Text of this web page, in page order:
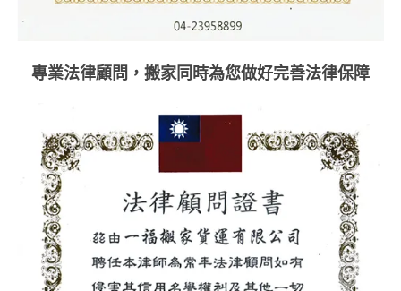
專業法律顧問，搬家同時為您做好完善法律保障